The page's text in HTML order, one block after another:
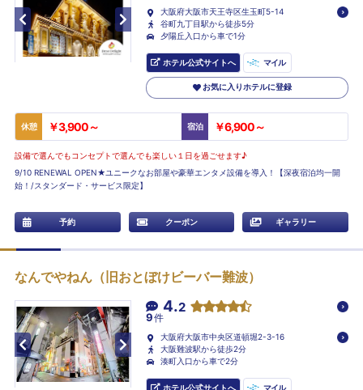
大阪府大阪市天王寺区生玉町5-14
谷町九丁目駅から徒歩5分
夕陽丘入口から車で1分
ホテル公式サイトへ マイル
お気に入りホテルに登録
休憩 ￥3,900～ 宿泊 ￥6,900～
設備で選んでもコンセプトで選んでも楽しい１日を過ごせます♪
9/10 RENEWAL OPEN★ユニークなお部屋や豪華エンタメ設備を導入！【深夜宿泊均一開
始！/スタンダード・サービス限定】
予約 クーポン ギャラリー
なんでやねん（旧おとぼけビーバー難波）
4.2
9件
大阪府大阪市中央区道頓堀2-3-16
大阪難波駅から徒歩2分
湊町入口から車で2分
ホテル公式サイトへ マイル